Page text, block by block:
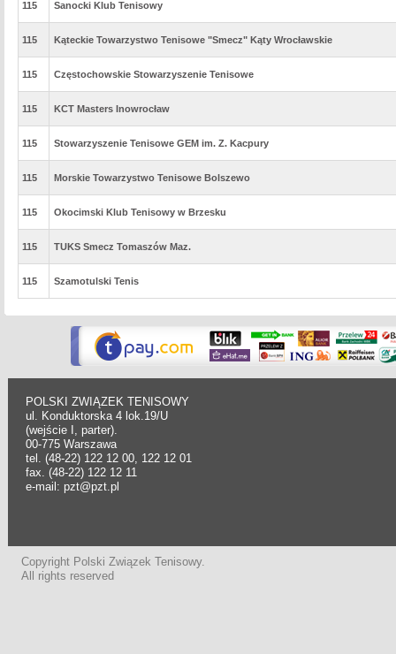
115 Sanocki Klub Tenisowy
115 Kąteckie Towarzystwo Tenisowe "Smecz" Kąty Wrocławskie
115 Częstochowskie Stowarzyszenie Tenisowe
115 KCT Masters Inowrocław
115 Stowarzyszenie Tenisowe GEM im. Z. Kacpury
115 Morskie Towarzystwo Tenisowe Bolszewo
115 Okocimski Klub Tenisowy w Brzesku
115 TUKS Smecz Tomaszów Maz.
115 Szamotulski Tenis
POLSKI ZWIĄZEK TENISOWY
ul. Konduktorska 4 lok.19/U
(wejście I, parter).
00-775 Warszawa
tel. (48-22) 122 12 00, 122 12 01
fax. (48-22) 122 12 11
e-mail: pzt@pzt.pl
Copyright Polski Związek Tenisowy.
All rights reserved